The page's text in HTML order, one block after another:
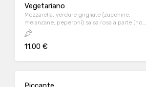
Vegetariano
Mozzarella, verdure grigliate (zucchine,
melanzane, peperoni) salsa rosa a parte (non
è possibile togliere la mozzarella)
11.00 €